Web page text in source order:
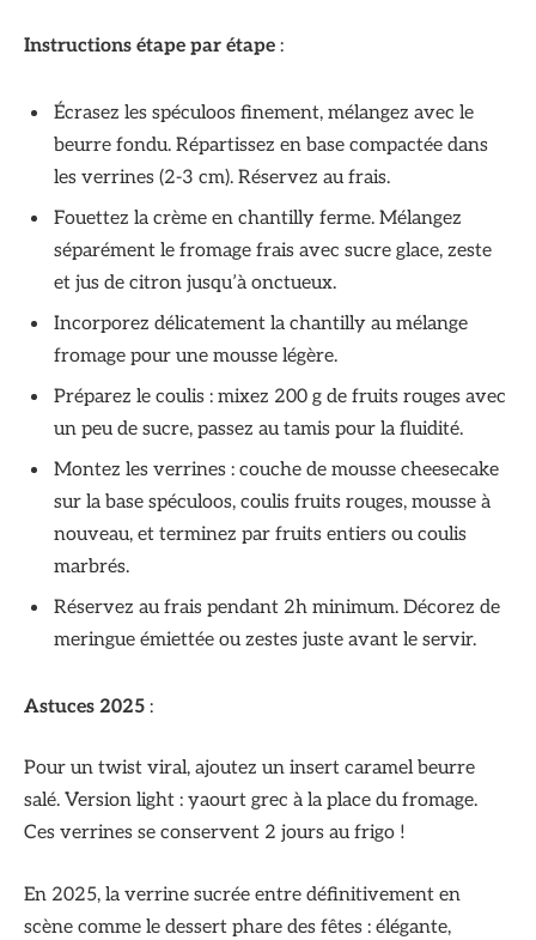
Instructions étape par étape :
Écrasez les spéculoos finement, mélangez avec le
beurre fondu. Répartissez en base compactée dans
les verrines (2-3 cm). Réservez au frais.
Fouettez la crème en chantilly ferme. Mélangez
séparément le fromage frais avec sucre glace, zeste
et jus de citron jusqu’à onctueux.
Incorporez délicatement la chantilly au mélange
fromage pour une mousse légère.
Préparez le coulis : mixez 200 g de fruits rouges avec
un peu de sucre, passez au tamis pour la fluidité.
Montez les verrines : couche de mousse cheesecake
sur la base spéculoos, coulis fruits rouges, mousse à
nouveau, et terminez par fruits entiers ou coulis
marbrés.
Réservez au frais pendant 2h minimum. Décorez de
meringue émiettée ou zestes juste avant le servir.
Astuces 2025 :
Pour un twist viral, ajoutez un insert caramel beurre
salé. Version light : yaourt grec à la place du fromage.
Ces verrines se conservent 2 jours au frigo !
En 2025, la verrine sucrée entre définitivement en
scène comme le dessert phare des fêtes : élégante,